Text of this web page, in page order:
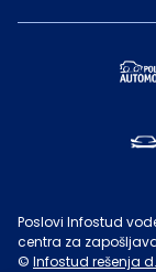
Poslovi Infostud
centra za
© Infostud rešenja